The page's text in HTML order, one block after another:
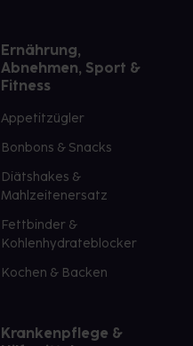
Ernährung,
Abnehmen, Sport &
Fitness
Appetitzügler
Bonbons & Snacks
Diätshakes &
Mahlzeitenersatz
Fettbinder &
Kohlenhydrateblocker
Kochen & Backen
Krankenpflege &